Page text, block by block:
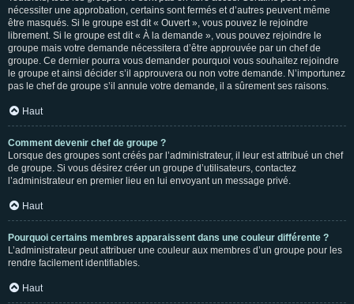
nécessiter une approbation, certains sont fermés et d’autres peuvent même
être masqués. Si le groupe est dit « Ouvert », vous pouvez le rejoindre
librement. Si le groupe est dit « À la demande », vous pouvez rejoindre le
groupe mais votre demande nécessitera d’être approuvée par un chef de
groupe. Ce dernier pourra vous demander pourquoi vous souhaitez rejoindre
le groupe et ainsi décider s’il approuvera ou non votre demande. N’importunez
pas le chef de groupe s’il annule votre demande, il a sûrement ses raisons.
Haut
Comment devenir chef de groupe ?
Lorsque des groupes sont créés par l’administrateur, il leur est attribué un chef
de groupe. Si vous désirez créer un groupe d’utilisateurs, contactez
l’administrateur en premier lieu en lui envoyant un message privé.
Haut
Pourquoi certains membres apparaissent dans une couleur différente ?
L’administrateur peut attribuer une couleur aux membres d’un groupe pour les
rendre facilement identifiables.
Haut